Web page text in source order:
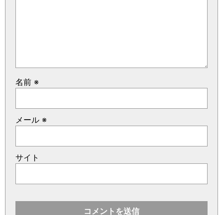
名前 ※
メール ※
サイト